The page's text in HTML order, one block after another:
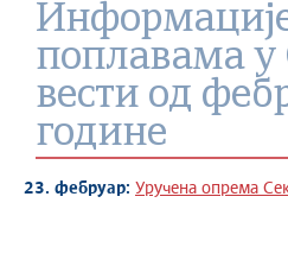
поплавама у
вести од
године
23. фебруар: Уручена опрема